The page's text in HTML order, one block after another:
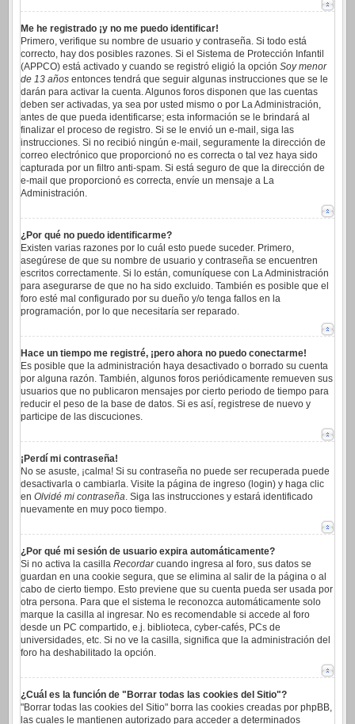
Me he registrado ¡y no me puedo identificar!
Primero, verifique su nombre de usuario y contraseña. Si todo está
correcto, hay dos posibles razones. Si el Sistema de Protección Infantil
(APPCO) está activado y cuando se registró eligió la opción Soy menor
de 13 años entonces tendrá que seguir algunas instrucciones que se le
darán para activar la cuenta. Algunos foros disponen que las cuentas
deben ser activadas, ya sea por usted mismo o por La Administración,
antes de que pueda identificarse; esta información se le brindará al
finalizar el proceso de registro. Si se le envió un e-mail, siga las
instrucciones. Si no recibió ningún e-mail, seguramente la dirección de
correo electrónico que proporcionó no es correcta o tal vez haya sido
capturada por un filtro anti-spam. Si está seguro de que la dirección de
e-mail que proporcionó es correcta, envíe un mensaje a La
Administración.
¿Por qué no puedo identificarme?
Existen varias razones por lo cuál esto puede suceder. Primero,
asegúrese de que su nombre de usuario y contraseña se encuentren
escritos correctamente. Si lo están, comuníquese con La Administración
para asegurarse de que no ha sido excluido. También es posible que el
foro esté mal configurado por su dueño y/o tenga fallos en la
programación, por lo que necesitaría ser reparado.
Hace un tiempo me registré, ¡pero ahora no puedo conectarme!
Es posible que la administración haya desactivado o borrado su cuenta
por alguna razón. También, algunos foros periódicamente remueven sus
usuarios que no publicaron mensajes por cierto periodo de tiempo para
reducir el peso de la base de datos. Si es así, registrese de nuevo y
participe de las discuciones.
¡Perdí mi contraseña!
No se asuste, ¡calma! Si su contraseña no puede ser recuperada puede
desactivarla o cambiarla. Visite la página de ingreso (login) y haga clic
en Olvidé mi contraseña. Siga las instrucciones y estará identificado
nuevamente en muy poco tiempo.
¿Por qué mi sesión de usuario expira automáticamente?
Si no activa la casilla Recordarcuando ingresa al foro, sus datos se
guardan en una cookie segura, que se elimina al salir de la página o al
cabo de cierto tiempo. Esto previene que su cuenta pueda ser usada por
otra persona. Para que el sistema le reconozca automáticamente solo
marque la casilla al ingresar. No es recomendable si accede al foro
desde un PC compartido, e.j. biblioteca, cyber-cafés, PCs de
universidades, etc. Si no ve la casilla, significa que la administración del
foro ha deshabilitado la opción.
¿Cuál es la función de "Borrar todas las cookies del Sitio"?
"Borrar todas las cookies del Sitio" borra las cookies creadas por phpBB,
las cuales le mantienen autorizado para acceder a determinados